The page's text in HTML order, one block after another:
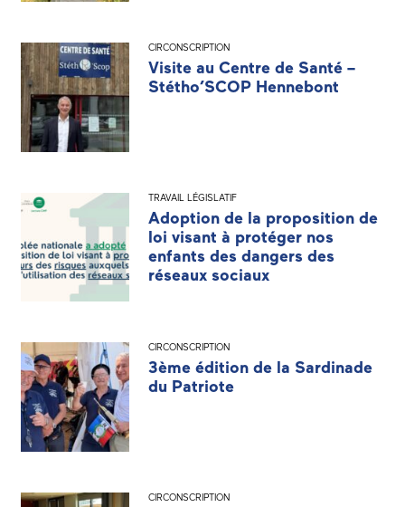
CIRCONSCRIPTION
Visite au Centre de Santé –
Stétho’SCOP Hennebont
TRAVAIL LÉGISLATIF
Adoption de la proposition de
loi visant à protéger nos
enfants des dangers des
réseaux sociaux
CIRCONSCRIPTION
3ème édition de la Sardinade
du Patriote
CIRCONSCRIPTION